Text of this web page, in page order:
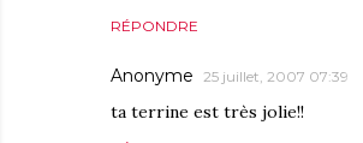
RÉPONDRE
Anonyme 25 juillet, 2007 07:39
ta terrine est très jolie!!